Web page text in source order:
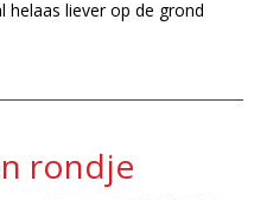
helaas liever op de grond
rondje